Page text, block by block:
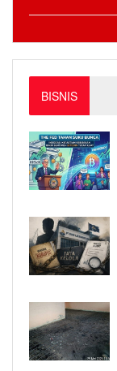
BISNIS